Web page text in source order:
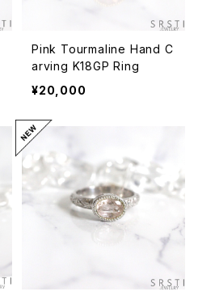
Pink Tourmaline Hand C
arving K18GP Ring
¥20,000